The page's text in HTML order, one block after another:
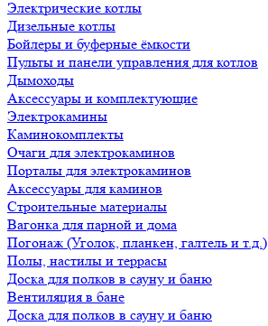
Электрические котлы
Дизельные котлы
Бойлеры и буферные ёмкости
Пульты и панели управления для котлов
Дымоходы
Аксессуары и комплектующие
Электрокамины
Каминокомплекты
Очаги для электрокаминов
Порталы для электрокаминов
Аксессуары для каминов
Строительные материалы
Вагонка для парной и дома
Погонаж (Уголок, планкен, галтель и т.д.)
Полы, настилы и террасы
Доска для полков в сауну и баню
Вентиляция в бане
Доска для полков в сауну и баню